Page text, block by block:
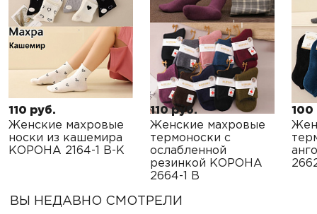
110 руб.
Женские махровые
носки из кашемира
КОРОНА 2164-1 B-K
110 руб.
Женские махровые
термоноски с
ослабленной
резинкой КОРОНА
2664-1 B
100
ВЫ НЕДАВНО СМОТРЕЛИ